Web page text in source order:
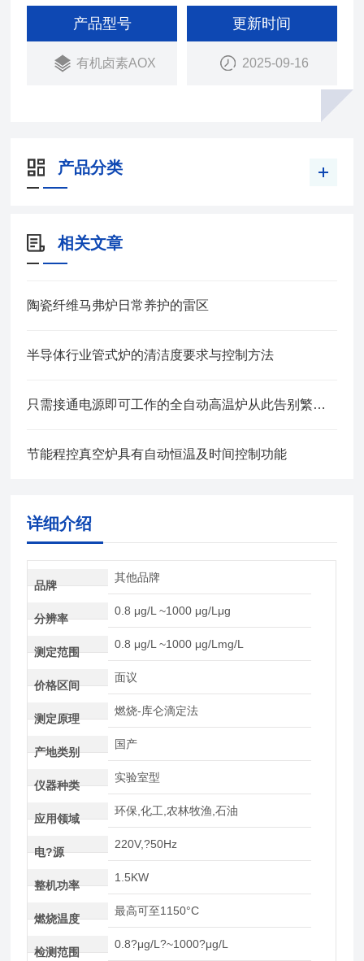
化氢（氟、氯和溴的氢化物），经碱性水溶液吸收，
用离子色谱法分离测定有机卤素AOX燃烧炉，符
合“中华人民共和国环境保护行业标准（HJ/T83-200
1） 水质 可吸附有机卤素（AOX）的测定" 该仪器的
产品型号
有机卤素AOX
更新时间
2025-09-16
产品分类
相关文章
陶瓷纤维马弗炉日常养护的雷区
半导体行业管式炉的清洁度要求与控制方法
只需接通电源即可工作的全自动高温炉从此告别繁琐准备工作
节能程控真空炉具有自动恒温及时间控制功能
详细介绍
品牌
其他品牌
分辨率
0.8 μg/L ~1000 μg/Lμg
测定范围
0.8 μg/L ~1000 μg/Lmg/L
价格区间
面议
测定原理
燃烧-库仑滴定法
产地类别
国产
仪器种类
实验室型
应用领域
环保,化工,农林牧渔,石油
电?源
220V,?50Hz
整机功率
1.5KW
燃烧温度
最高可至1150°C
检测范围
0.8?μg/L?~1000?μg/L